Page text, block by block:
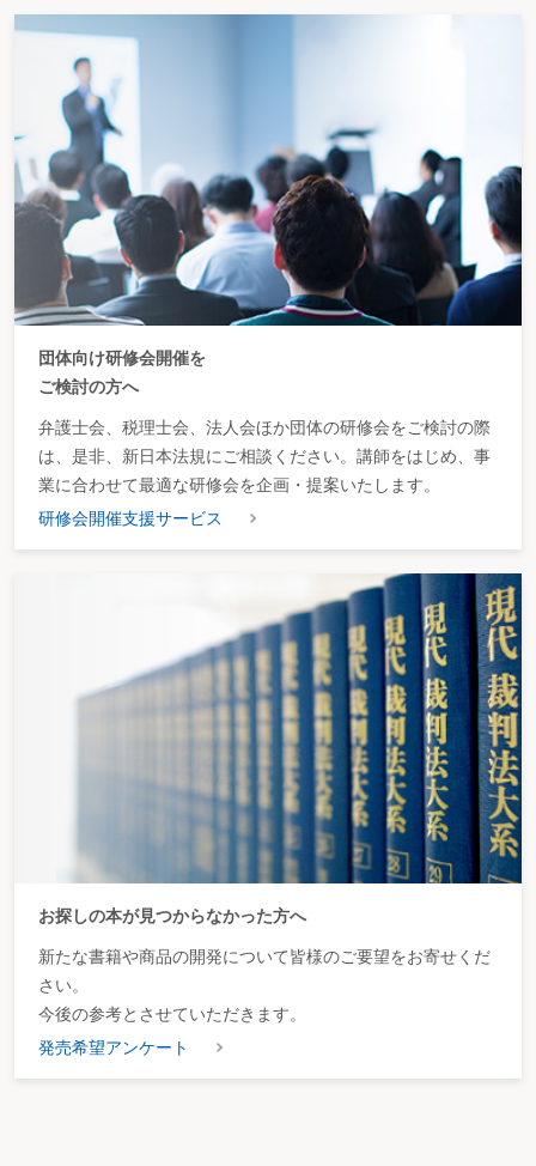
団体向け研修会開催を
ご検討の方へ
弁護士会、税理士会、法人会ほか団体の研修会をご検討の際
は、是非、新日本法規にご相談ください。講師をはじめ、事
業に合わせて最適な研修会を企画・提案いたします。
研修会開催支援サービス
お探しの本が見つからなかった方へ
新たな書籍や商品の開発について皆様のご要望をお寄せくだ
さい。
今後の参考とさせていただきます。
発売希望アンケート